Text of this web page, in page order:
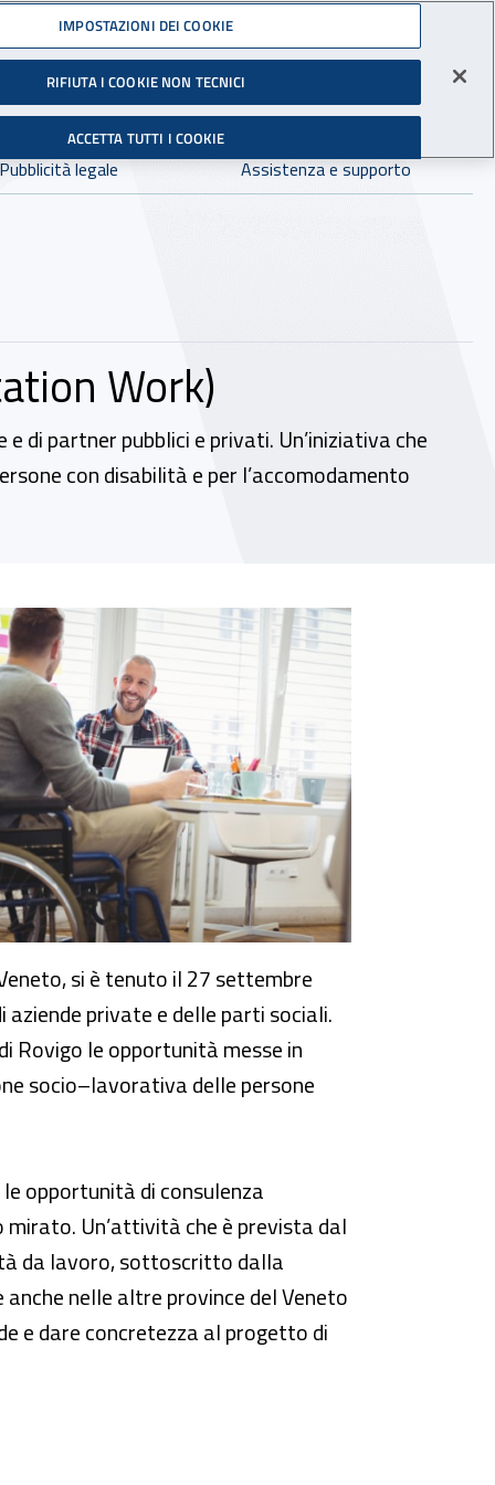
Infortuni sul Lavoro
Facebook - Sito esterno - Apertura in nuova finestra
X - Sito esterno - Apertura in nuova finestra
Instagram - Sito esterno - Apertura in
Linkedin - Sito esterno -
Youtube - Sito esterno -
Tiktok - SitoSpreaker -
Dove cercare:
in:tutto INAIL.it
Pubblicità legale Assistenza e supporto
Work)
di partner pubblici e privati. Un’iniziativa che
con disabilità e per l’accomodamento
si è tenuto il 27 settembre
private e delle parti sociali.
Rovigo le opportunità messe in
socio–lavorativa delle persone
opportunità di consulenza
Un’attività che è prevista dal
da lavoro, sottoscritto dalla
nelle altre province del Veneto
e dare concretezza al progetto di
IMPOSTAZIONI DEI COOKIE
RIFIUTA I COOKIE NON TECNICI
ACCETTA TUTTI I COOKIE